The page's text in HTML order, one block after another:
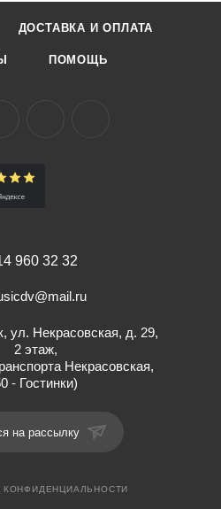
ДОСТАВКА И ОПЛАТА
ПОМОЩЬ
960 32 32
ул. Некрасовская, д. 29,
2 этаж,
Некрасовская,
- Гостинки)
на рассылку
КОНФИДЕНЦИАЛЬНОСТИ